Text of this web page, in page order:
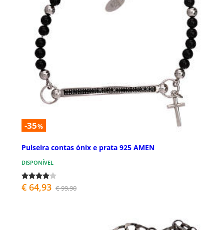
-35%
Pulseira contas ónix e prata 925 AMEN
DISPONÍVEL
€ 64,93 € 99,90